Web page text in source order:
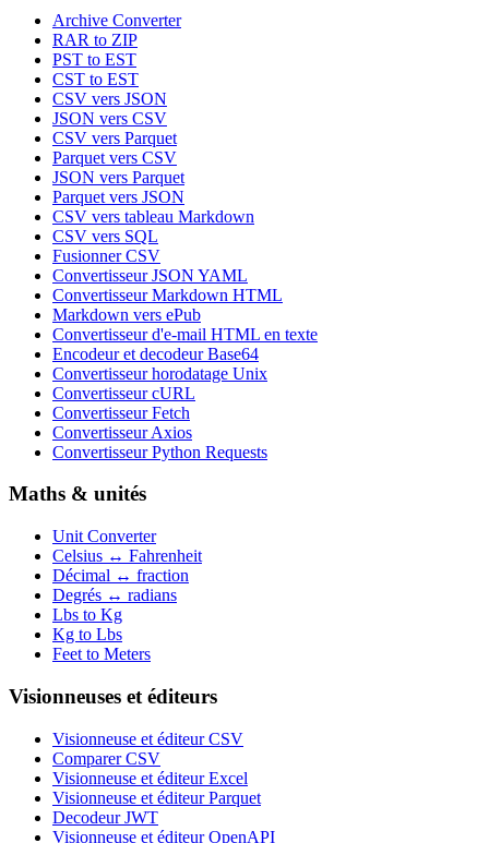
Archive Converter
RAR to ZIP
PST to EST
CST to EST
CSV vers JSON
JSON vers CSV
CSV vers Parquet
Parquet vers CSV
JSON vers Parquet
Parquet vers JSON
CSV vers tableau Markdown
CSV vers SQL
Fusionner CSV
Convertisseur JSON YAML
Convertisseur Markdown HTML
Markdown vers ePub
Convertisseur d'e-mail HTML en texte
Encodeur et decodeur Base64
Convertisseur horodatage Unix
Convertisseur cURL
Convertisseur Fetch
Convertisseur Axios
Convertisseur Python Requests
Maths & unités
Unit Converter
Celsius ↔ Fahrenheit
Décimal ↔ fraction
Degrés ↔ radians
Lbs to Kg
Kg to Lbs
Feet to Meters
Visionneuses et éditeurs
Visionneuse et éditeur CSV
Comparer CSV
Visionneuse et éditeur Excel
Visionneuse et éditeur Parquet
Decodeur JWT
Visionneuse et éditeur OpenAPI